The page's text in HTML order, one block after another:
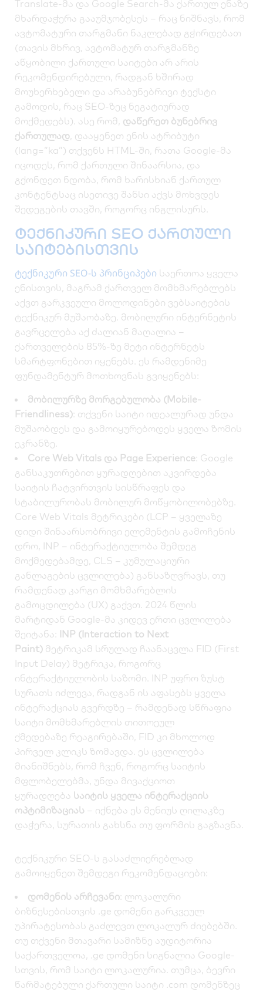
Translate-მა და Google Search-მა ქართულ ენაზე
მხარდაჭერა გააუმჯობესეს – რაც ნიშნავს, რომ
ავტომატური თარგმანი ნაკლებად გჭირდებათ
(თავის მხრივ, ავტომატურ თარგმანზე
აწყობილი ქართული საიტები არ არის
რეკომენდირებული, რადგან ხშირად
მოუხერხებელი და არაბუნებრივი ტექსტი
გამოდის, რაც SEO-ზეც ნეგატიურად
მოქმედებს). ასე რომ, დაწერეთ ბუნებრივ
ქართულად, დააყენეთ ენის ატრიბუტი
( lang=”ka”) თქვენს HTML-ში, რათა Google-მა
იცოდეს, რომ ქართული შინაარსია, და
გქონდეთ ნდობა, რომ ხარისხიან ქართულ
კონტენტსაც ისეთივე შანსი აქვს მოხვდეს
შედეგების თავში, როგორც ინგლისურს.
ტექნიკური SEO ქართული
საიტებისთვის
ტექნიკური SEO-ს პრინციპები საერთოა ყველა
ენისთვის, მაგრამ ქართველ მომხმარებლებს
აქვთ გარკვეული მოლოდინები ვებსაიტების
ტექნიკურ მუშაობაზე. მობილური ინტერნეტის
გავრცელება აქ ძალიან მაღალია –
ქართველების 85%-ზე მეტი ინტერნეტს
სმარტფონებით იყენებს. ეს რამდენიმე
ფუნდამენტურ მოთხოვნას გვიყენებს:
მობილურზე მორგებულობა (Mobile-
Friendliness): თქვენი საიტი იდეალურად უნდა
მუშაობდეს და გამოიყურებოდეს ყველა ზომის
ეკრანზე.
Core Web Vitals და Page Experience: Google
განსაკუთრებით ყურადღებით აკვირდება
საიტის ჩატვირთვის სისწრაფეს და
სტაბილურობას მობილურ მოწყობილობებზე.
Core Web Vitals მეტრიკები (LCP – ყველაზე
დიდი შინაარსობრივი ელემენტის გამოჩენის
დრო, INP – ინტერაქტიულობა შემდეგ
მოქმედებამდე, CLS – კუმულაციური
განლაგების ცვლილება) განსაზღვრავს, თუ
რამდენად კარგი მომხმარებლის
გამოცდილება (UX) გაქვთ. 2024 წლის
მარტიდან Google-მა კიდევ ერთი ცვლილება
შეიტანა: INP (Interaction to Next
Paint) მეტრიკამ სრულად ჩაანაცვლა FID (First
Input Delay) მეტრიკა, როგორც
ინტერაქტიულობის საზომი. INP უფრო ზუსტ
სურათს იძლევა, რადგან ის აფასებს ყველა
ინტერაქციას გვერდზე – რამდენად სწრაფია
საიტი მომხმარებლის თითოეულ
ქმედებაზე რეაგირებაში, FID კი მხოლოდ
პირველ კლიკს ზომავდა. ეს ცვლილება
მიანიშნებს, რომ ჩვენ, როგორც საიტის
მფლობელებმა, უნდა მივაქციოთ
ყურადღება საიტის ყველა ინტერაქციის
ოპტიმიზაციას – იქნება ეს მენიუს ღილაკზე
დაჭერა, სურათის გახსნა თუ ფორმის გაგზავნა.
ტექნიკური SEO-ს გასაძლიერებლად
გამოიყენეთ შემდეგი რეკომენდაციები:
დომენის არჩევანი: ლოკალური
ბიზნესებისთვის .ge დომენი გარკვეულ
უპირატესობას გაძლევთ ლოკალურ ძიებებში.
თუ თქვენი მთავარი სამიზნე აუდიტორია
საქართველოა, .ge დომენი სიგნალია Google-
სთვის, რომ საიტი ლოკალურია. თუმცა, ბევრი
წარმატებული ქართული საიტი .com დომენზეც